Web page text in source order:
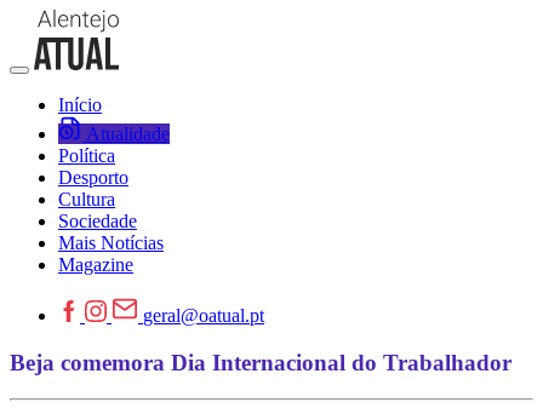
Início
Atualidade
Política
Desporto
Cultura
Sociedade
Mais Notícias
Magazine
geral@oatual.pt
Beja comemora Dia Internacional do Trabalhador